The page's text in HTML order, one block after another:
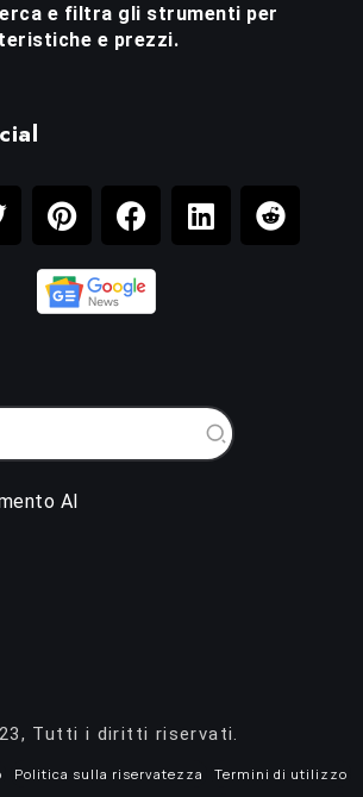
e filtra gli strumenti per
e prezzi.
AI
Tutti i diritti riservati.
Politica sulla riservatezza Termini di utilizzo